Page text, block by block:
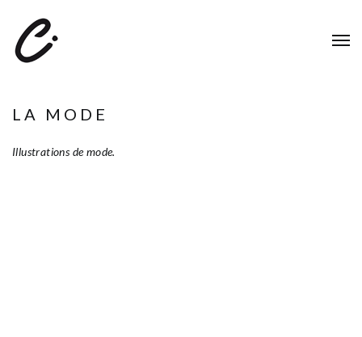
LA MODE
Illustrations de mode.